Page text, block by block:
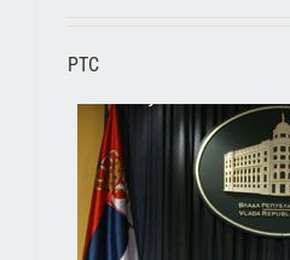
РТС